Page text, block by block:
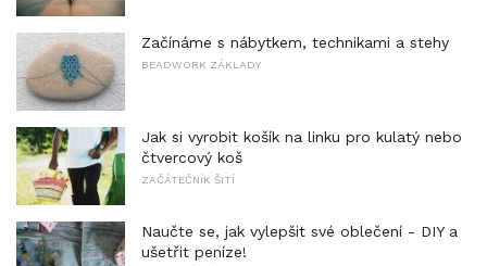
Začínáme s nábytkem, technikami a stehy
BEADWORK ZÁKLADY
Jak si vyrobit košík na linku pro kulatý nebo
čtvercový koš
ZAČÁTEČNÍK ŠITÍ
Naučte se, jak vylepšit své oblečení - DIY a
ušetřit peníze!